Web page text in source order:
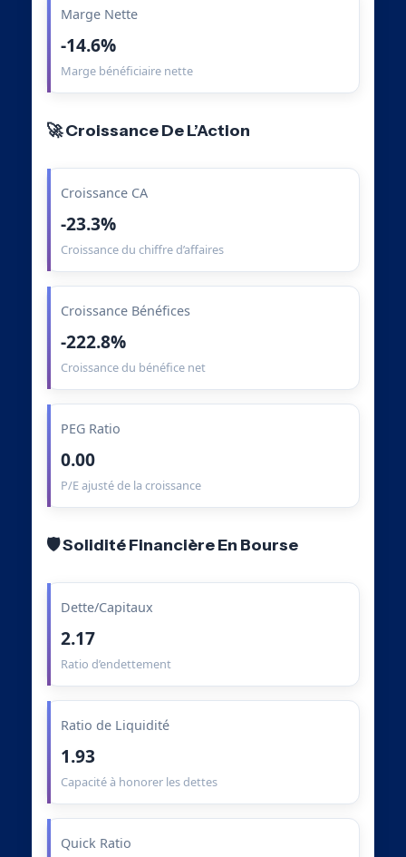
Marge Nette
-14.6%
Marge bénéficiaire nette
🚀 Croissance De L’Action
Croissance CA
-23.3%
Croissance du chiffre d’affaires
Croissance Bénéfices
-222.8%
Croissance du bénéfice net
PEG Ratio
0.00
P/E ajusté de la croissance
🛡️ Solidité Financière En Bourse
Dette/Capitaux
2.17
Ratio d’endettement
Ratio de Liquidité
1.93
Capacité à honorer les dettes
Quick Ratio